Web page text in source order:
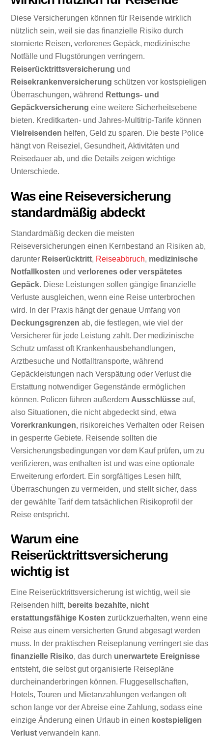
Diese Versicherungen können für Reisende wirklich
nützlich sein, weil sie das finanzielle Risiko durch
stornierte Reisen, verlorenes Gepäck, medizinische
Notfälle und Flugstörungen verringern.
Reiserücktrittsversicherung und
Reisekrankenversicherung schützen vor kostspieligen
Überraschungen, während Rettungs- und
Gepäckversicherung eine weitere Sicherheitsebene
bieten. Kreditkarten- und Jahres-Multitrip-Tarife können
Vielreisenden helfen, Geld zu sparen. Die beste Police
hängt von Reiseziel, Gesundheit, Aktivitäten und
Reisedauer ab, und die Details zeigen wichtige
Unterschiede.
Was eine Reiseversicherung
standardmäßig abdeckt
Standardmäßig decken die meisten
Reiseversicherungen einen Kernbestand an Risiken ab,
darunter Reiserücktritt, Reiseabbruch, medizinische
Notfallkosten undverlorenes oder verspätetes
Gepäck. Diese Leistungen sollen gängige finanzielle
Verluste ausgleichen, wenn eine Reise unterbrochen
wird. In der Praxis hängt der genaue Umfang von
Deckungsgrenzen ab, die festlegen, wie viel der
Versicherer für jede Leistung zahlt. Der medizinische
Schutz umfasst oft Krankenhausbehandlungen,
Arztbesuche und Notfalltransporte, während
Gepäckleistungen nach Verspätung oder Verlust die
Erstattung notwendiger Gegenstände ermöglichen
können. Policen führen außerdem Ausschlüsse auf,
also Situationen, die nicht abgedeckt sind, etwa
Vorerkrankungen, risikoreiches Verhalten oder Reisen
in gesperrte Gebiete. Reisende sollten die
Versicherungsbedingungen vor dem Kauf prüfen, um zu
verifizieren, was enthalten ist und was eine optionale
Erweiterung erfordert. Ein sorgfältiges Lesen hilft,
Überraschungen zu vermeiden, und stellt sicher, dass
der gewählte Tarif dem tatsächlichen Risikoprofil der
Reise entspricht.
Warum eine
Reiserücktrittsversicherung
wichtig ist
Eine Reiserücktrittsversicherung ist wichtig, weil sie
Reisenden hilft, bereits bezahlte, nicht
erstattungsfähige Kosten zurückzuerhalten, wenn eine
Reise aus einem versicherten Grund abgesagt werden
muss. In der praktischen Reiseplanung verringert sie das
finanzielle Risiko, das durch unerwartete Ereignisse
entsteht, die selbst gut organisierte Reisepläne
durcheinanderbringen können. Fluggesellschaften,
Hotels, Touren und Mietanzahlungen verlangen oft
schon lange vor der Abreise eine Zahlung, sodass eine
einzige Änderung einen Urlaub in einen kostspieligen
Verlust verwandeln kann.